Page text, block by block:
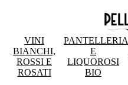
VINI
BIANCHI,
ROSSI E
ROSATI
PANTELLERIA
E
LIQUOROSI
BIO